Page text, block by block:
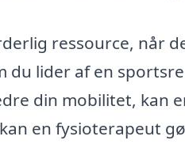
ressource, når
du lider af en
din mobilitet, kan
en fysioterapeut